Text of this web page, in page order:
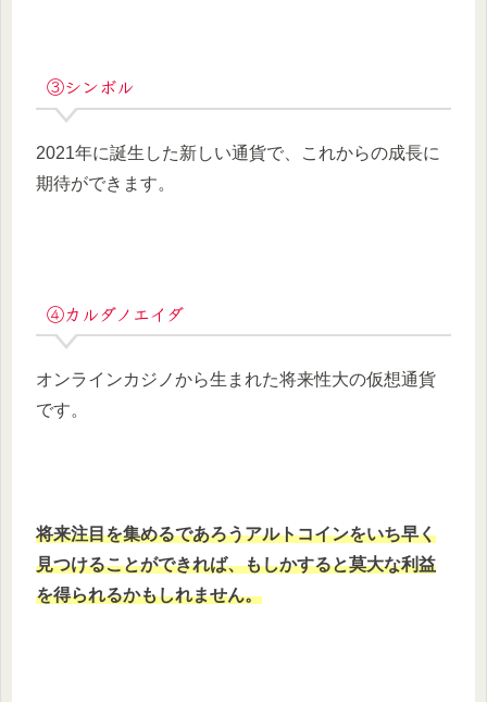
③シンボル
2021年に誕生した新しい通貨で、これからの成長に
期待ができます。
④カルダノエイダ
オンラインカジノから生まれた将来性大の仮想通貨
です。
将来注目を集めるであろうアルトコインをいち早く
見つけることができれば、もしかすると莫大な利益
を得られるかもしれません。